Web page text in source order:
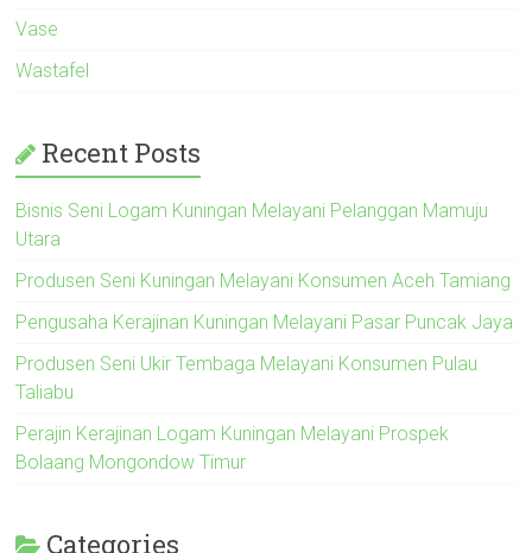
Vase
Wastafel
Recent Posts
Bisnis Seni Logam Kuningan Melayani Pelanggan Mamuju
Utara
Produsen Seni Kuningan Melayani Konsumen Aceh Tamiang
Pengusaha Kerajinan Kuningan Melayani Pasar Puncak Jaya
Produsen Seni Ukir Tembaga Melayani Konsumen Pulau
Taliabu
Perajin Kerajinan Logam Kuningan Melayani Prospek
Bolaang Mongondow Timur
Categories